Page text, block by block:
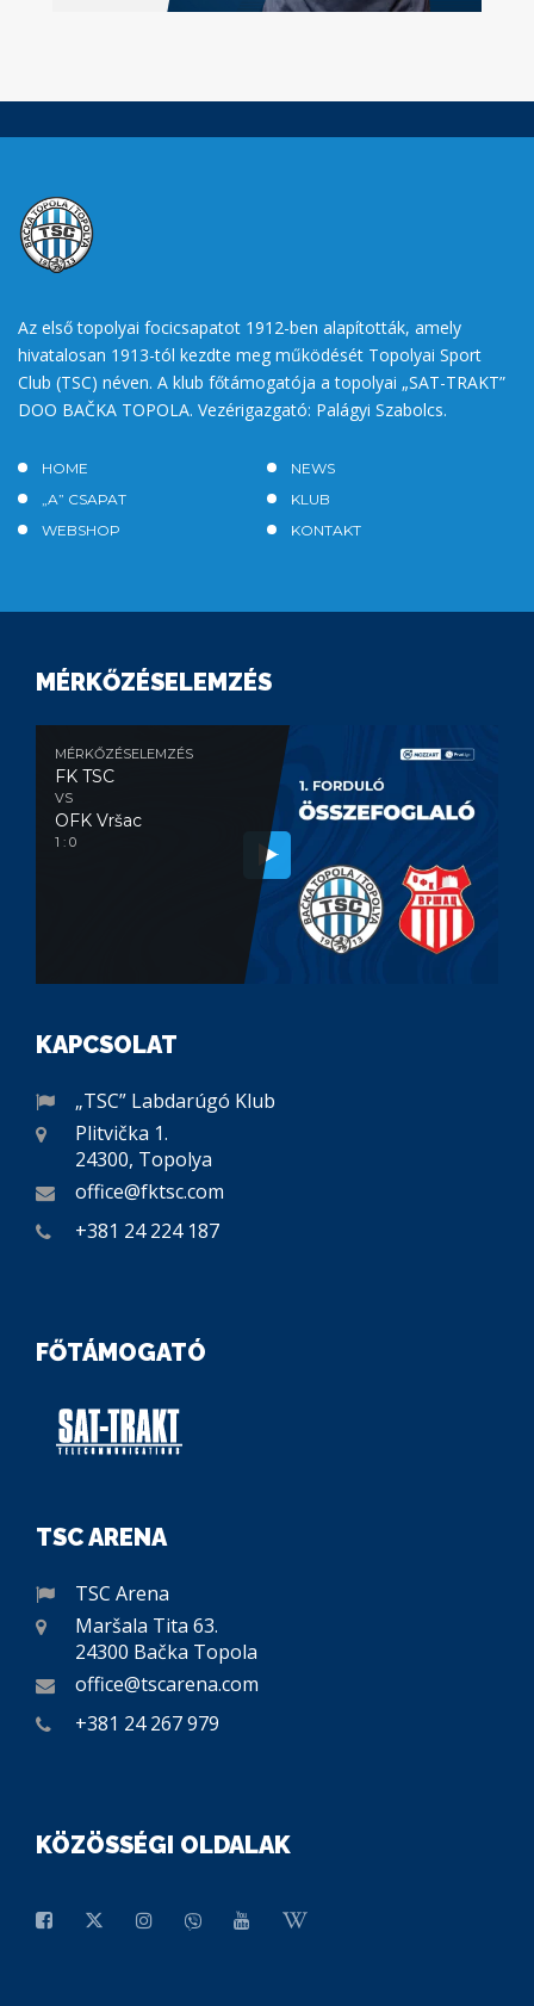
Az első topolyai focicsapatot 1912-ben alapították, amely
hivatalosan 1913-tól kezdte meg működését Topolyai Sport
Club (TSC) néven. A klub főtámogatója a topolyai „SAT-TRAKT”
DOO BAČKA TOPOLA. Vezérigazgató: Palágyi Szabolcs.
HOME
NEWS
„A” CSAPAT
KLUB
WEBSHOP
KONTAKT
MÉRKŐZÉSELEMZÉS
MÉRKŐZÉSELEMZÉS
FK TSC
VS
OFK Vršac
1 : 0
KAPCSOLAT
„TSC” Labdarúgó Klub
Plitvička 1.
24300, Topolya
office@fktsc.com
+381 24 224 187
FŐTÁMOGATÓ
TSC ARENA
TSC Arena
Maršala Tita 63.
24300 Bačka Topola
office@tscarena.com
+381 24 267 979
KÖZÖSSÉGI OLDALAK